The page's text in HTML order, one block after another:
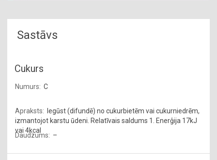
Sastāvs
Cukurs
C
Iegūst (difundē) no cukurbietēm vai cukurniedrēm,
izmantojot karstu ūdeni. Relatīvais saldums 1. Enerģija 17kJ
vai 4kcal
–